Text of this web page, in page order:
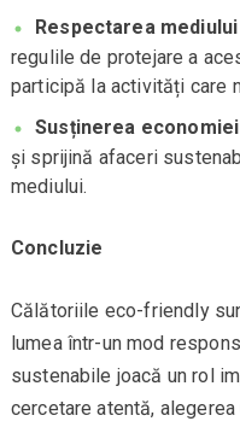
Respectarea
regulile de protejare a
participă la activități care
Susținerea
și sprijină afaceri
mediului.
Concluzie
Călătoriile eco-friendly
lumea într-un mod
sustenabile joacă un rol
cercetare atentă,